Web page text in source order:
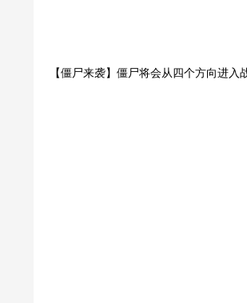
【僵尸来袭】僵尸将会从四个方向进入